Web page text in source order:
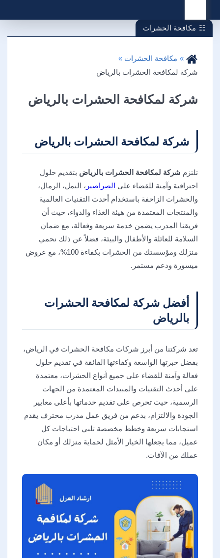
القائمة
مكافحة الحشرات
مكافحة الحشرات
شركة لمكافحة الحشرات بالرياض
شركة لمكافحة الحشرات بالرياض
شركة لمكافحة الحشرات بالرياض
تلتزم شركة لمكافحة الحشرات بالرياض بتقديم حلول
احترافية وآمنة للقضاء على الصراصير ، النمل، الرمال،
والحشرات الزاحفة باستخدام أحدث التقنيات العالمية
والمنتجات المعتمدة من هيئة الغذاء والدواء، حيث أن
فريقنا المدرب يضمن خدمة سريعة وفعالة، مع ضمان
السلامة للعائلة والأطفال والبيئة، فضلاً عن ذلك نحمي
منزلك ومؤسستك من الحشرات بكفاءة 100%، مع عروض
ميسورة ودعم مستمر.
أفضل شركة لمكافحة الحشرات
بالرياض
تعد شركتنا من أبرز شركات مكافحة الحشرات في الرياض،
بفضل خبرتها الواسعة وكفاءتها الفائقة في تقديم حلول
فعالة وآمنة للقضاء على جميع أنواع الحشرات، معتمدة
على أحدث التقنيات والمبيدات المعتمدة من الجهات
الرسمية، حيث تحرص على تقديم خدماتها بأعلى معايير
الجودة والالتزام، بدعم من فريق عمل مدرب محترف يقدم
استجابات سريعة وخطط مخصصة تلبي احتياجات كل
عميل، مما يجعلها الخيار الأمثل لحماية منزلك أو مكان
عملك من الآفات.